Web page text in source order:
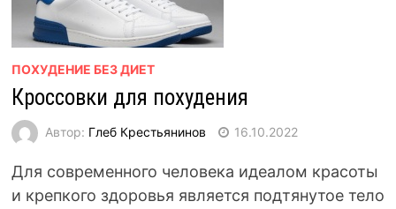
ПОХУДЕНИЕ БЕЗ ДИЕТ
Кроссовки для похудения
Автор: Глеб Крестьянинов 16.10.2022
Для современного человека идеалом красоты
и крепкого здоровья является подтянутое тело